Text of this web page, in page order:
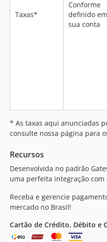
100.2.2
100.1.42
100.1.38-p1
100.1.38
100.1.37
100.1.35
100.1.34
100.1.32
Taxas*
Conforme
definido em
sua conta
* As taxas aqui anunciadas
consulte nossa página para
Recursos
Desenvolvida no padrão
uma perfeita integração com
Receba e gerencie
mercado no Brasil!
Cartão de Crédito, Débito e